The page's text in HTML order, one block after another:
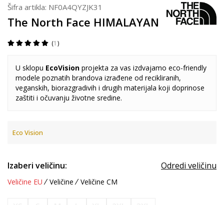
Šifra artikla: NF0A4QYZJK31
The North Face HIMALAYAN
1
U sklopu EcoVision projekta za vas izdvajamo eco-friendly
modele poznatih brandova izrađene od recikliranih,
veganskih, biorazgradivih i drugih materijala koji doprinose
zaštiti i očuvanju životne sredine.
Eco Vision
Izaberi veličinu: Odredi veličinu
Veličine EU Veličine Veličine CM